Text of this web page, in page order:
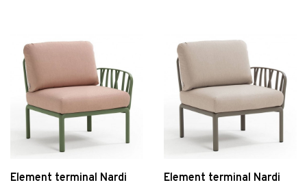
Element terminal Nardi
Element terminal Nardi